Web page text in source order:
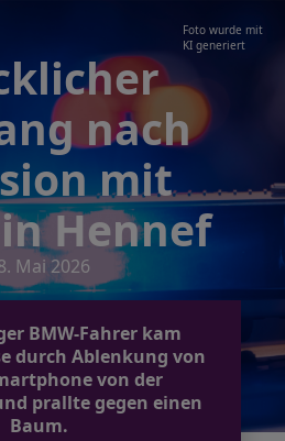
Foto wurde mit
KI generiert
nach
mit
Hennef
Mai 2026
BMW-Fahrer kam
durch Ablenkung von
von der
prallte gegen einen
Baum.